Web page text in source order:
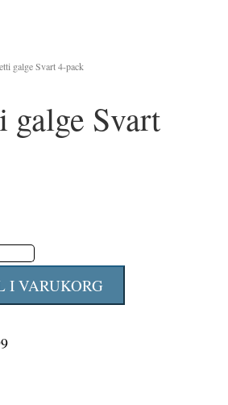
galge Svart 4-pack
galge Svart
I VARUKORG